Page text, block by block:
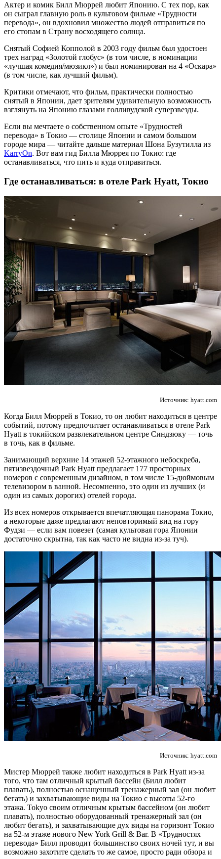
Актер и комик Билл Мюррей любит Японию. С тех пор, как
он сыграл главную роль в культовом фильме «Трудности
перевода», он вдохновил множество людей отправиться по
его стопам в Страну восходящего солнца.
Снятый Софией Копполой в 2003 году фильм был удостоен
трех наград «Золотой глобус» (в том числе, в номинации
«лучшая комедия/мюзикл») и был номинирован на 4 «Оскара»
(в том числе, как лучший фильм).
Критики отмечают, что фильм, практически полностью
снятый в Японии, дает зрителям удивительную возможность
взглянуть на Японию глазами голливудской суперзвезды.
Если вы мечтаете о собственном опыте «Трудностей
перевода» в Токио — столице Японии и самом большом
городе мира — читайте дальше материал Шона Бузутилла из
KarryOn. Вот вам гид Билла Мюррея по Токио: где
останавливаться, что пить и куда отправиться.
Где останавливаться: в отеле Park Hyatt, Токио
Источник: hyatt.com
Когда Билл Мюррей в Токио, то он любит находиться в центре
событий, потому предпочитает останавливаться в отеле Park
Hyatt в токийском развлекательном центре Синдзюку — точь
в точь, как в фильме.
Занимающий верхние 14 этажей 52-этажного небоскреба,
пятизвездочный Park Hyatt предлагает 177 просторных
номеров с современным дизайном, в том числе 15-дюймовым
телевизором в ванной. Несомненно, это один из лучших (и
один из самых дорогих) отелей города.
Из всех номеров открывается впечатляющая панорама Токио,
а некоторые даже предлагают неповторимый вид на гору
Фудзи — если вам повезет (самая культовая гора Японии
достаточно скрытна, так как часто не видна из-за туч).
Источник: hyatt.com
Мистер Мюррей также любит находиться в Park Hyatt из-за
того, что там отличный крытый бассейн (Билл любит
плавать), полностью оснащенный тренажерный зал (он любит
бегать) и захватывающие виды на Токио с высоты 52-го
этажа. Tokyo своим отличным крытым бассейном (он любит
плавать), полностью оборудованный тренажерный зал (он
любит бегать), и захватывающие дух виды на горизонт Токио
на 52-м этаже нового New York Grill & Bar. В «Трудностях
перевода» Билл проводит большинство своих ночей тут, и вы
возможно захотите сделать то же самое, просто ради обзора и